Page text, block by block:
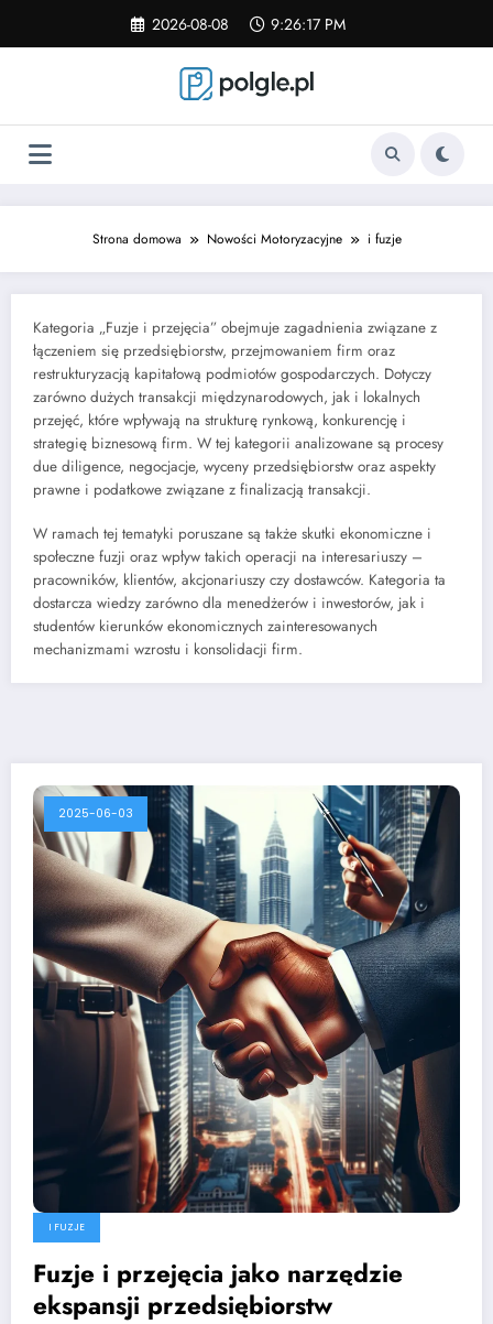
content
2026-08-08 9:26:18 PM
Strona domowa Nowości Motoryzacyjne i fuzje
Kategoria „Fuzje i przejęcia” obejmuje zagadnienia związane z
łączeniem się przedsiębiorstw, przejmowaniem firm oraz
restrukturyzacją kapitałową podmiotów gospodarczych. Dotyczy
zarówno dużych transakcji międzynarodowych, jak i lokalnych
przejęć, które wpływają na strukturę rynkową, konkurencję i
strategię biznesową firm. W tej kategorii analizowane są procesy
due diligence, negocjacje, wyceny przedsiębiorstw oraz aspekty
prawne i podatkowe związane z finalizacją transakcji.
W ramach tej tematyki poruszane są także skutki ekonomiczne i
społeczne fuzji oraz wpływ takich operacji na interesariuszy –
pracowników, klientów, akcjonariuszy czy dostawców. Kategoria ta
dostarcza wiedzy zarówno dla menedżerów i inwestorów, jak i
studentów kierunków ekonomicznych zainteresowanych
mechanizmami wzrostu i konsolidacji firm.
2025-06-03
I FUZJE
Fuzje i przejęcia jako narzędzie
ekspansji przedsiębiorstw